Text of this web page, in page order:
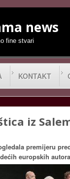
news
fine stvari
KONTAKT
iz
premijeru
europskih